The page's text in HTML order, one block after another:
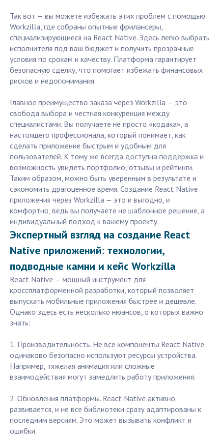
Так вот — вы можете избежать этих проблем с помощью
Workzilla, где собраны опытные фрилансеры,
специализирующиеся на React Native. Здесь легко выбрать
исполнителя под ваш бюджет и получить прозрачные
условия по срокам и качеству. Платформа гарантирует
безопасную сделку, что помогает избежать финансовых
рисков и недопонимания.
Главное преимущество заказа через Workzilla — это
свобода выбора и честная конкуренция между
специалистами. Вы получаете не просто «кодака», а
настоящего профессионала, который понимает, как
сделать приложение быстрым и удобным для
пользователей. К тому же всегда доступна поддержка и
возможность увидеть портфолио, отзывы и рейтинги.
Таким образом, можно быть уверенным в результате и
сэкономить драгоценное время. Создание React Native
приложения через Workzilla — это и выгодно, и
комфортно, ведь вы получаете не шаблонное решение, а
индивидуальный подход к вашему проекту.
Экспертный взгляд на создание React
Native приложений: технологии,
подводные камни и кейс Workzilla
React Native — мощный инструмент для
кроссплатформенной разработки, который позволяет
выпускать мобильные приложения быстрее и дешевле.
Однако здесь есть несколько нюансов, о которых важно
знать:
1. Производительность. Не все компоненты React Native
одинаково безопасно используют ресурсы устройства.
Например, тяжелая анимация или сложные
взаимодействия могут замедлить работу приложения.
2. Обновления платформы. React Native активно
развивается, и не все библиотеки сразу адаптированы к
последним версиям. Это может вызывать конфликт и
ошибки.